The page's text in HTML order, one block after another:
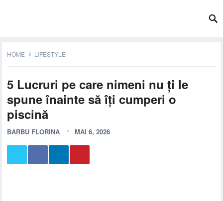
HOME LIFESTYLE
5 Lucruri pe care nimeni nu ți le
spune înainte să îți cumperi o
piscină
BARBU FLORINA MAI 6, 2026